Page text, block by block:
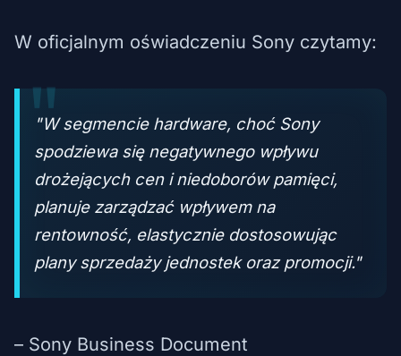
W oficjalnym oświadczeniu Sony czytamy:
"W segmencie hardware, choć Sony
spodziewa się negatywnego wpływu
drożejących cen i niedoborów pamięci,
planuje zarządzać wpływem na
rentowność, elastycznie dostosowując
plany sprzedaży jednostek oraz promocji."
– Sony Business Document